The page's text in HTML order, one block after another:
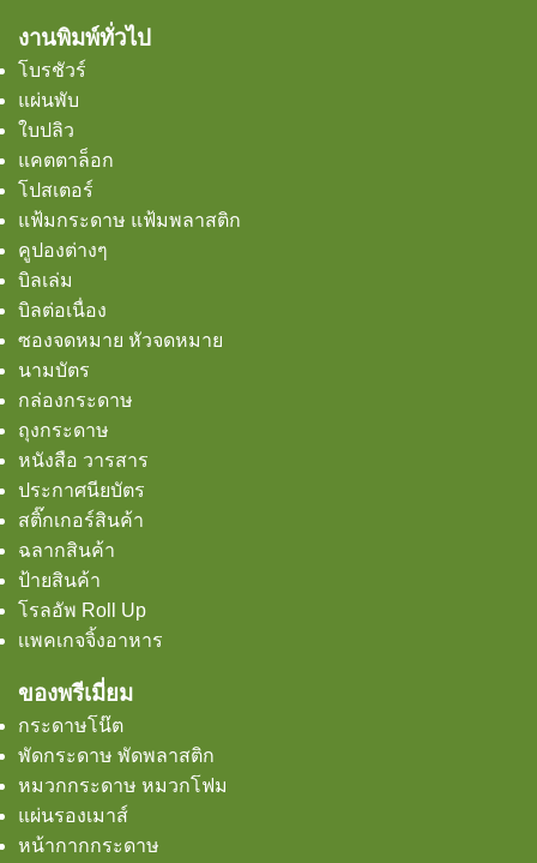
งานพิมพ์ทั่วไป
โบรชัวร์
แผ่นพับ
ใบปลิว
แคตตาล็อก
โปสเตอร์
แฟ้มกระดาษ แฟ้มพลาสติก
คูปองต่างๆ
บิลเล่ม
บิลต่อเนื่อง
ซองจดหมาย หัวจดหมาย
นามบัตร
กล่องกระดาษ
ถุงกระดาษ
หนังสือ วารสาร
ประกาศนียบัตร
สติ๊กเกอร์สินค้า
ฉลากสินค้า
ป้ายสินค้า
โรลอัพ Roll Up
เเพคเกจจิ้งอาหาร
ของพรีเมี่ยม
กระดาษโน๊ต
พัดกระดาษ พัดพลาสติก
หมวกกระดาษ หมวกโฟม
แผ่นรองเมาส์
หน้ากากกระดาษ